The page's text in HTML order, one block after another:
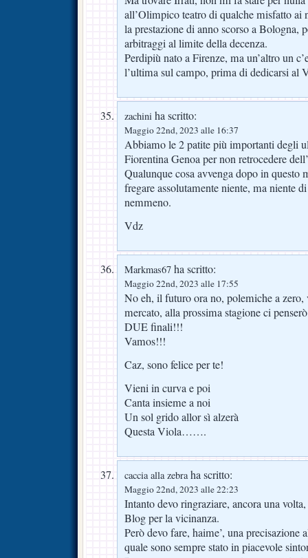
all’Olimpico teatro di qualche misfatto ai
la prestazione di anno scorso a Bologna,
arbitraggi al limite della decenza.
Perdipiù nato a Firenze, ma un’altro un
l’ultima sul campo, prima di dedicarsi al
zachini ha scritto:
Maggio 22nd, 2023 alle 16:37
Abbiamo le 2 patite più importanti degli
Fiorentina Genoa per non retrocedere
Qualunque cosa avvenga dopo in questo
fregare assolutamente niente, ma niente
nemmeno.
Vdz
Markmas67 ha scritto:
Maggio 22nd, 2023 alle 17:55
No eh, il futuro ora no, polemiche a zero,
mercato, alla prossima stagione ci
DUE finali!!!
Vamos!!!
Caz, sono felice per te!
Vieni in curva e poi
Canta insieme a noi
Un sol grido allor sì alzerà
Questa Viola…….
caccia alla zebraha scritto:
Maggio 22nd, 2023 alle 22:23
Intanto devo ringraziare, ancora una
Blog per la vicinanza.
Però devo fare, haime’, una
quale sono sempre stato in piacevole